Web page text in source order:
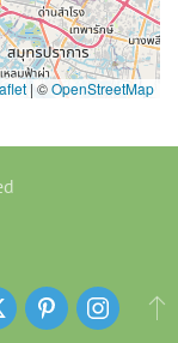
| ©OpenStreetMap